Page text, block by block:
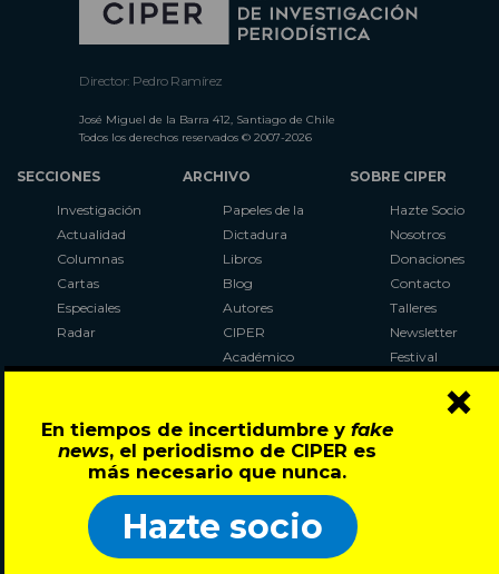
En tiempos de incertidumbre y fake
news, el periodismo de CIPER es
más necesario que nunca.
Hazte socio
×
Director: Pedro Ramírez
José Miguel de la Barra 412, Santiago de Chile
Todos los derechos reservados © 2007-2026
SECCIONES
Investigación
Actualidad
Columnas
Cartas
Especiales
Radar
ARCHIVO
Papeles de la
Dictadura
Libros
Blog
Autores
CIPER
Académico
Al Plebiscito
con CIPER
SOBRE CIPER
Hazte Socio
Nosotros
Donaciones
Contacto
Talleres
Newsletter
Festival